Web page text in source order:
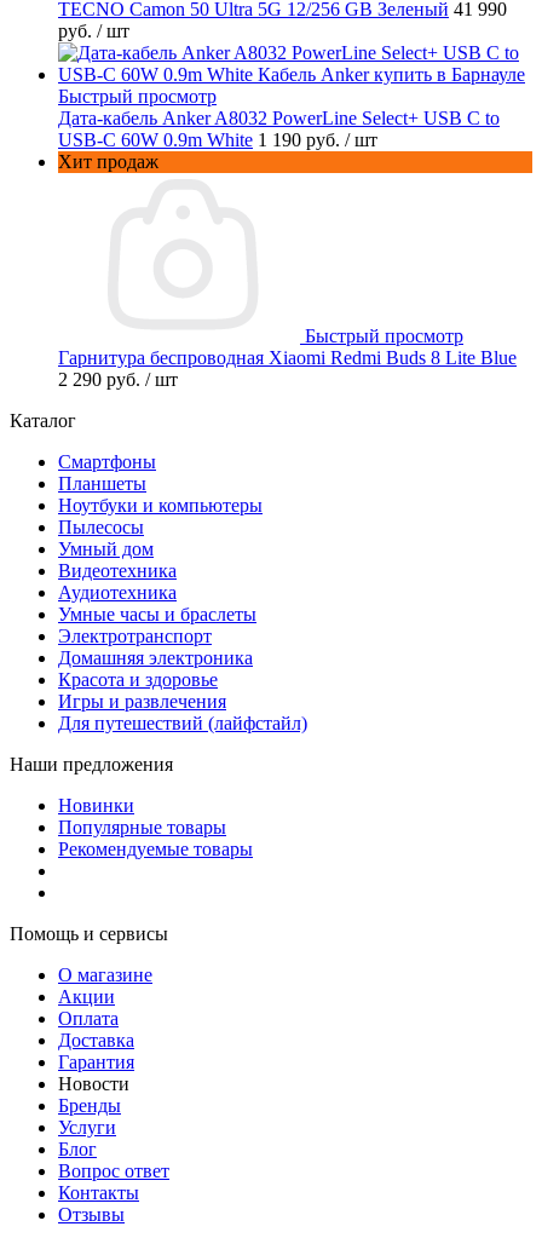
TECNO Camon 50 Ultra 5G 12/256 GB Зеленый 41 990
руб. / шт
Быстрый просмотр
Дата-кабель Anker A8032 PowerLine Select+ USB C to
USB-C 60W 0.9m White 1 190 руб. / шт
Хит продаж
Быстрый просмотр
Гарнитура беспроводная Xiaomi Redmi Buds 8 Lite Blue
2 290 руб. / шт
Каталог
Смартфоны
Планшеты
Ноутбуки и компьютеры
Пылесосы
Умный дом
Видеотехника
Аудиотехника
Умные часы и браслеты
Электротранспорт
Домашняя электроника
Красота и здоровье
Игры и развлечения
Для путешествий (лайфстайл)
Наши предложения
Новинки
Популярные товары
Рекомендуемые товары
Помощь и сервисы
О магазине
Акции
Оплата
Доставка
Гарантия
Новости
Бренды
Услуги
Блог
Вопрос ответ
Контакты
Отзывы